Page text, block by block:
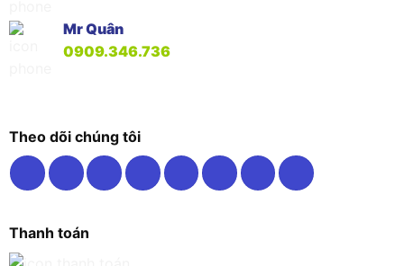
Mr Quân
0909.346.736
Theo dõi chúng tôi
Thanh toán